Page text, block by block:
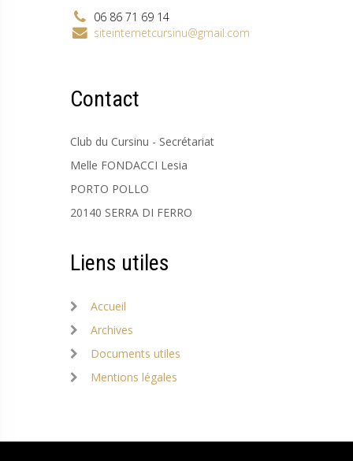
06 86 71 69 14
siteinternetcursinu@gmail.com
Contact
Club du Cursinu - Secrétariat
Melle FONDACCI Lesia
PORTO POLLO
20140 SERRA DI FERRO
Liens utiles
Accueil
Archives
Documents utiles
Mentions légales